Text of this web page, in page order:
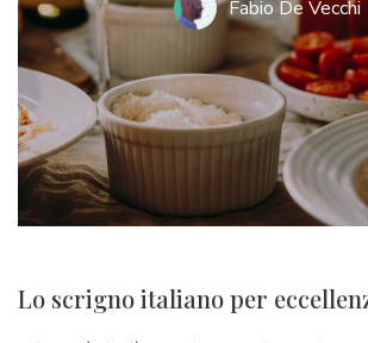
Fabio De Vecchi
Lo scrigno italiano per